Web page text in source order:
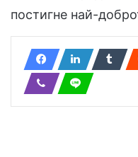
постигне най-